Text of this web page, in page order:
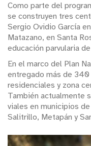
Como parte del
se construyen tres
Sergio Ovidio García
Matazano, en Santa
educación parvularia
En el marco del Plan
entregado más de
residenciales y zona
También actualmente
viales en municipios
Salitrillo, Metapán y